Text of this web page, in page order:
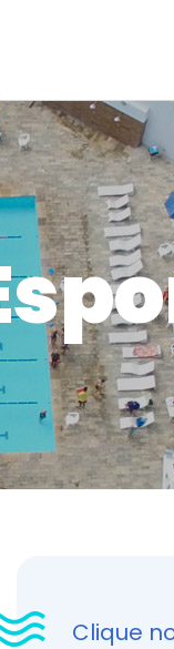
Clique